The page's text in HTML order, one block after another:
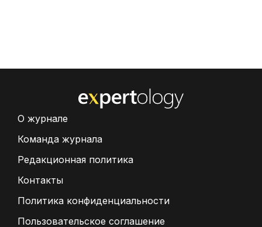
О журнале
Команда журнала
Редакционная политика
Контакты
Политика конфиденциальности
Пользовательское соглашение